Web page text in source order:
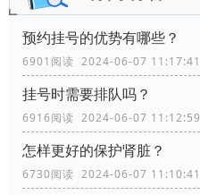
预约挂号的优势有哪些？
6901阅读 2024-06-07 11:17:41
挂号时需要排队吗？
6916阅读 2024-06-07 11:12:59
怎样更好的保护肾脏？
6730阅读 2024-06-07 11:10:41